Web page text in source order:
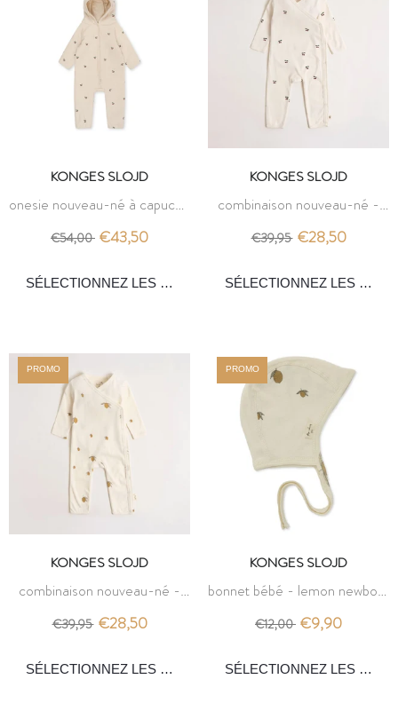
KONGES SLOJD
onesie nouveau-né à capuche
- cherry - konges slojd
€54,00 €43,50
KONGES SLOJD
combinaison nouveau-né -
cerise - konges slojd
€39,95 €28,50
PROMO
KONGES SLOJD
combinaison nouveau-né -
citron - konges slojd
€39,95 €28,50
PROMO
KONGES SLOJD
bonnet bébé - lemon newborn
helmet - konges slojd
€12,00 €9,90